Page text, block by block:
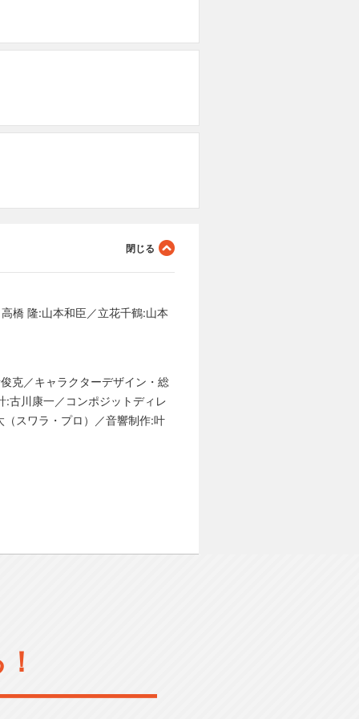
橋 隆:山本和臣／立花千鶴:山本
克／キャラクターデザイン・総
古川康一／コンポジットディレ
スワラ・プロ）／音響制作:叶